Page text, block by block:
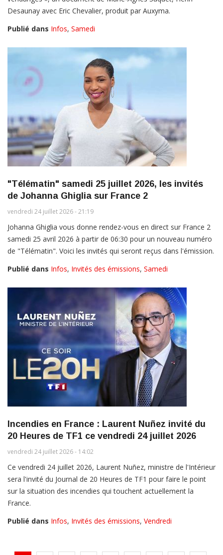
Desaunay avec Eric Chevalier, produit par Auxyma.
Publié dans Infos, Samedi
"Télématin" samedi 25 juillet 2026, les invités
de Johanna Ghiglia sur France 2
vendredi 24 juillet 2026 - 21:19
Johanna Ghiglia vous donne rendez-vous en direct sur France 2
samedi 25 avril 2026 à partir de 06:30 pour un nouveau numéro
de "Télématin". Voici les invités qui seront reçus dans l'émission.
Publié dans Infos, Invités des émissions, Samedi
Incendies en France : Laurent Nuñez invité du
20 Heures de TF1 ce vendredi 24 juillet 2026
vendredi 24 juillet 2026 - 14:02
Ce vendredi 24 juillet 2026, Laurent Nuñez, ministre de l'Intérieur
sera l'invité du Journal de 20 Heures de TF1 pour faire le point
sur la situation des incendies qui touchent actuellement la
France.
Publié dans Infos, Invités des émissions, Vendredi